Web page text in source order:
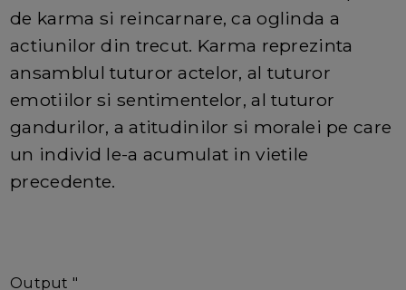
de karma si reincarnare, ca oglinda a
actiunilor din trecut. Karma reprezinta
ansamblul tuturor actelor, al tuturor
emotiilor si sentimentelor, al tuturor
gandurilor, a atitudinilor si moralei pe care
un individ le-a acumulat in vietile
precedente.
Output "